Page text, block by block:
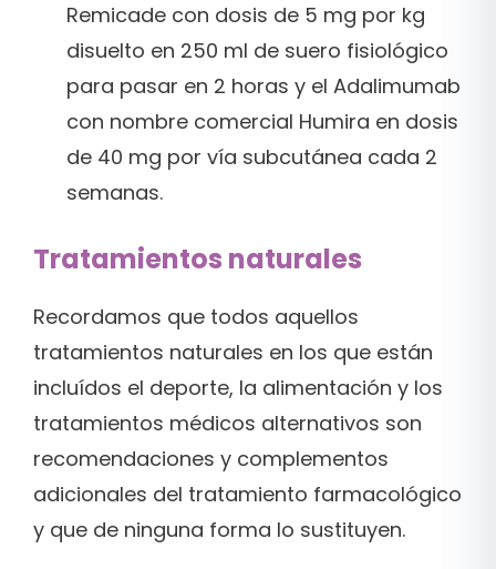
Remicade con dosis de 5 mg por kg
disuelto en 250 ml de suero fisiológico
para pasar en 2 horas y el Adalimumab
con nombre comercial Humira en dosis
de 40 mg por vía subcutánea cada 2
semanas.
Tratamientos naturales
Recordamos que todos aquellos
tratamientos naturales en los que están
incluídos el deporte, la alimentación y los
tratamientos médicos alternativos son
recomendaciones y complementos
adicionales del tratamiento farmacológico
y que de ninguna forma lo sustituyen.